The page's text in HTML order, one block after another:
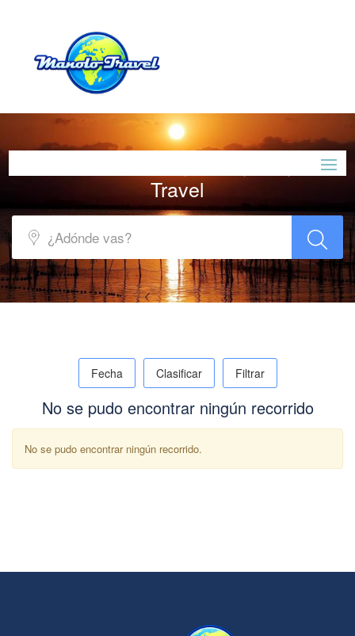
Travel
Fecha Clasificar Filtrar
No se pudo encontrar ningún recorrido
No se pudo encontrar ningún recorrido.